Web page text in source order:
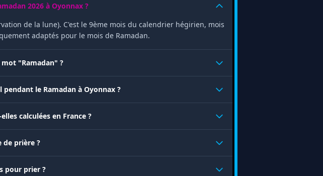
2026 à Oyonnax ?
de la lune). C'est le 9ème mois du calendrier hégirien, mois
adaptés pour le mois de Ramadan.
"Ramadan" ?
le Ramadan à Oyonnax ?
calculées en France ?
de prière ?
pour prier ?